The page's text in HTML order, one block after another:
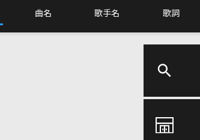
曲名 歌手名 歌詞